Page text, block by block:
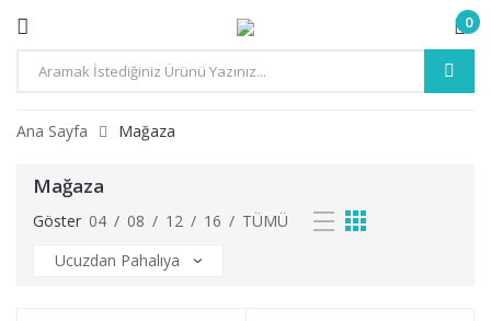
0
Ana Sayfa Mağaza
Mağaza
Göster 04 / 08 / 12 / 16 / TÜMÜ